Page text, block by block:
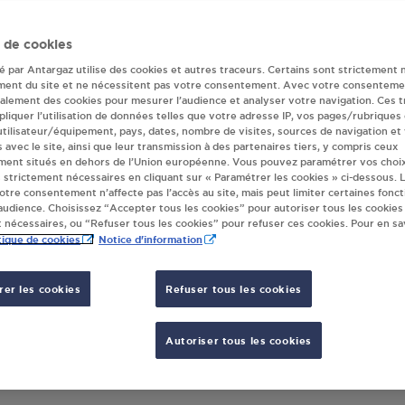
Antargaz à
TRONCAIS
BRICOLAGE ST BONNET
ST BONNET TRONCAIS
LE
RUE
de cookies
par Antargaz utilise des cookies et autres traceurs. Certains sont strictement
du site et ne nécessitent pas votre consentement. Avec votre
des cookies pour mesurer l’audience et analyser votre navigation. Ces
l’utilisation de données telles que votre adresse IP, vos pages/rubriques
équipement, pays, dates, nombre de visites, sources de navigation et
avec le site, ainsi que leur transmission à des partenaires tiers, y compris ceux
situés en dehors de l’Union européenne. Vous pouvez paramétrer vos
strictement nécessaires en cliquant sur « Paramétrer les cookies » ci-dessous.
consentement n’affecte pas l’accès au site, mais peut limiter certaines
Choisissez “Accepter tous les cookies” pour autoriser tous les cookies
ou “Refuser tous les cookies” pour refuser ces cookies. Pour en
de cookies Notice d'information
les cookies Refuser tous les cookies
Autoriser tous les cookies